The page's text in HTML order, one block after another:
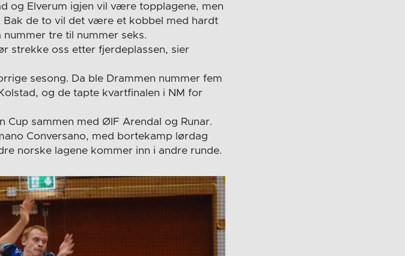
og Elverum igjen vil være topplagene, men
de to vil det være et kobbel med hardt
tre til nummer seks.
strekke oss etter fjerdeplassen, sier
sesong. Da ble Drammen nummer fem
og de tapte kvartfinalen i NM for
Cup sammen med ØIF Arendal og Runar.
Conversano, med bortekamp lørdag
norske lagene kommer inn i andre runde.